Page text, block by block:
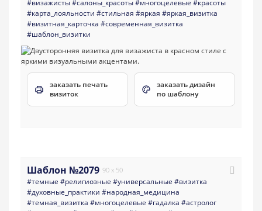
#визажисты#салоны_красоты#многоцелевые #красоты
#карта_лояльности #стильная #яркая #яркая_визитка
#визитная_карточка #современная_визитка
#шаблон_визитки
заказать печать
визиток
заказать дизайн
по шаблону
Шаблон №2079 90 x 50
#темные #религиозные #универсальные #визитка
#духовные_практики #народная_медицина
#темная_визитка #многоцелевые #гадалка #астролог